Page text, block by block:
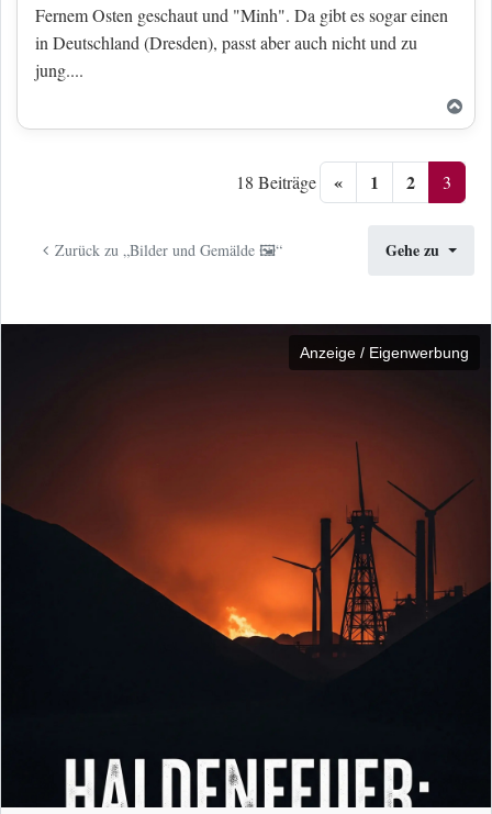
Fernem Osten geschaut und "Minh". Da gibt es sogar einen
in Deutschland (Dresden), passt aber auch nicht und zu
jung....
18 Beiträge « 1 2 3
Zurück zu „Bilder und Gemälde 🖼️“ Gehe zu
Anzeige / Eigenwerbung